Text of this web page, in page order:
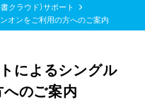
クラウド）サポート
オンをご利用の方へのご案内
によるシングル
のご案内